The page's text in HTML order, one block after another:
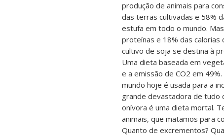
produção de animais para
das terras cultivadas e 58%
estufa em todo o mundo.
proteínas e 18% das
cultivo de soja se destina à
Uma dieta baseada em
e a emissão de CO2 em
mundo hoje é usada para a
grande devastadora de tudo
onívora é uma dieta mortal.
animais, que matamos para
Quanto de excrementos?